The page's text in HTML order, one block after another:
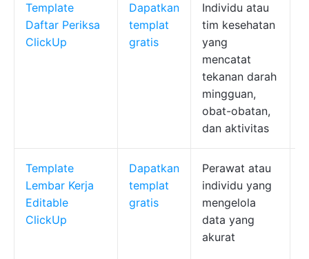
Template
Daftar Periksa
ClickUp
Dapatkan
templat
gratis
Individu atau
tim kesehatan
yang
mencatat
tekanan darah
mingguan,
obat-obatan,
dan aktivitas
Template
Lembar Kerja
Editable
ClickUp
Dapatkan
templat
gratis
Perawat atau
individu yang
mengelola
data yang
akurat